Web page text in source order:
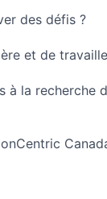
des défis ?
et de
à la recherche